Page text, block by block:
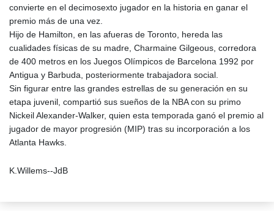
convierte en el decimosexto jugador en la historia en ganar el
premio más de una vez.
Hijo de Hamilton, en las afueras de Toronto, hereda las
cualidades físicas de su madre, Charmaine Gilgeous, corredora
de 400 metros en los Juegos Olímpicos de Barcelona 1992 por
Antigua y Barbuda, posteriormente trabajadora social.
Sin figurar entre las grandes estrellas de su generación en su
etapa juvenil, compartió sus sueños de la NBA con su primo
Nickeil Alexander-Walker, quien esta temporada ganó el premio al
jugador de mayor progresión (MIP) tras su incorporación a los
Atlanta Hawks.
K.Willems--JdB